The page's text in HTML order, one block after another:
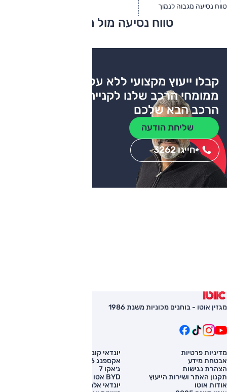
טווח נסיעה מגבוה לנמוך
טווח נסיעה מול מתחרים
קבלו ייעוץ מקצועי ללא עלות
ממומחי הרכב שלנו לקניית
הרכב הבא שלכם
שליחת הודעה
חייגו 3262*
מגזין אוטו - בוחנים מכוניות משנת 1986
מדיניות פרטיות
אבטחת מידע
הצהרת נגישות
תקנון האתר ושירות הייעוץ
אודות אוטו
יונדאי קונה
אקספנג G6
ג׳אקו 7
BYD אטו 3
יונדאי אלנטרה